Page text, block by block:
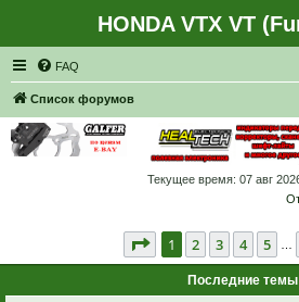
HONDA VTX VT
FAQ
Список форумов
Текущее время: 07 авг
Страница из 1326
1 2 3 4 5
Последние темы